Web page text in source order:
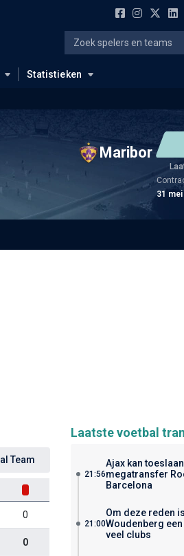
Statistieken
Maribor
31
Team
0
0
Laatste voetbal
21:56
Ajax kan
megatransfer
Barcelona
21:00
Om deze reden
Woudenberg
veel clubs